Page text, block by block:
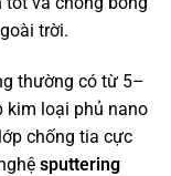
trời.
thường có từ 5–
kim loại phủ nano
chống tia cực
sputtering